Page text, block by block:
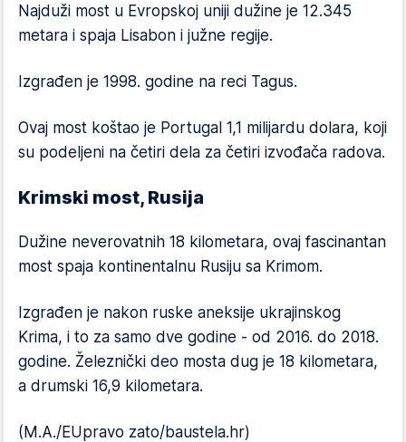
Najduži most u Evropskoj uniji dužine je 12.345
metara i spaja Lisabon i južne regije.
Izgrađen je 1998. godine na reci Tagus.
Ovaj most koštao je Portugal 1,1 milijardu dolara, koji
su podeljeni na četiri dela za četiri izvođača radova.
Krimski most, Rusija
Dužine neverovatnih 18 kilometara, ovaj fascinantan
most spaja kontinentalnu Rusiju sa Krimom.
Izgrađen je nakon ruske aneksije ukrajinskog
Krima, i to za samo dve godine - od 2016. do 2018.
godine. Železnički deo mosta dug je 18 kilometara,
a drumski 16,9 kilometara.
(M.A./EUpravo zato/baustela.hr)